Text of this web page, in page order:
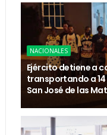
NACIONALES
Ejército detiene a
transportando a
San José de las